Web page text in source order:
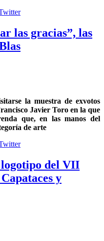
las gracias”, las
la muestra de exvotos
Javier Toro en la que
que, en las manos del
de arte
del VII
y